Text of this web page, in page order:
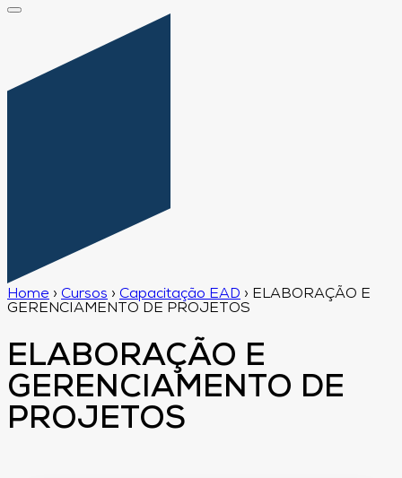
Home › Cursos › Capacitação EAD › ELABORAÇÃO E
GERENCIAMENTO DE PROJETOS
ELABORAÇÃO E
GERENCIAMENTO DE
PROJETOS